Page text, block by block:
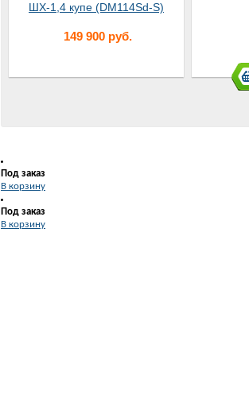
ШХ-1,4 купе (DM114Sd-S)
149 900 руб.
Под заказ
В корзину
Под заказ
В корзину